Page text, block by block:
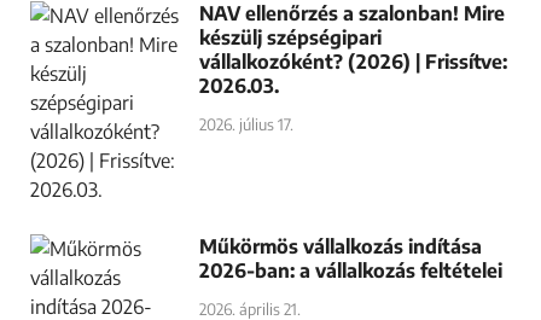
NAV ellenőrzés a szalonban! Mire
készülj szépségipari
vállalkozóként? (2026) | Frissítve:
2026.03.
2026. július 17.
Műkörmös vállalkozás indítása
2026-ban: a vállalkozás feltételei
2026. április 21.